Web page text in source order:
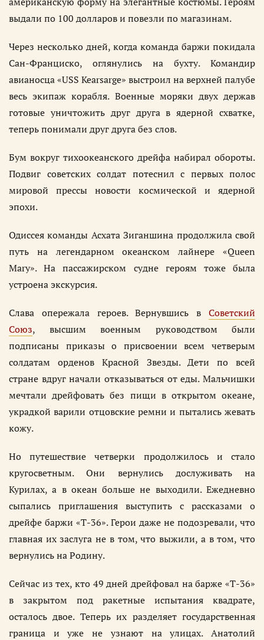
выдали по 100 долларов и повезли по магазинам.
Через несколько дней, когда команда баржи покидала
Сан-Франциско, оглянулись на бухту. Командир
авианосца «USS Kearsarge» выстроил на верхней палубе
весь экипаж корабля. Военные моряки двух держав
готовые уничтожить друг друга в ядерной схватке,
теперь понимали друг друга без слов.
Бум вокруг тихоокеанского дрейфа набирал обороты.
Подвиг советских солдат потеснил с первых полос
мировой прессы новости космической и ядерной
эпохи.
Одиссея команды Асхата Зиганшина продолжила свой
путь на легендарном океанском лайнере «Queen
Mary». На пассажирском судне героям тоже была
устроена экскурсия.
Слава опережала героев. Вернувшись в Советский
Союз, высшим военным руководством были
подписаны приказы о присвоении всем четверым
солдатам орденов Красной Звезды. Дети по всей
стране вдруг начали отказываться от еды. Мальчишки
мечтали дрейфовать без пищи в открытом океане,
украдкой варили отцовские ремни и пытались жевать
кожу.
Но путешествие четверки продолжилось и стало
кругосветным. Они вернулись дослуживать на
Курилах, а в океан больше не выходили. Ежедневно
сыпались приглашения выступить с рассказами о
дрейфе баржи «Т-36». Герои даже не подозревали, что
главная их заслуга не в том, что выжили, а в том, что
вернулись на Родину.
Сейчас из тех, кто 49 дней дрейфовал на барже «Т-36»
в закрытом под ракетные испытания квадрате,
осталось двое. Теперь их разделяет государственная
граница и уже не узнают на улицах. Анатолий